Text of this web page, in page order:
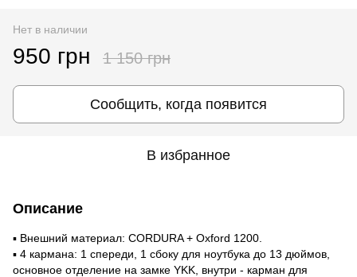
Нет в наличии
950 грн 1 150 грн
Сообщить, когда появится
В избранное
Описание
▪️ Внешний материал: CORDURA + Oxford 1200.
▪️ 4 кармана: 1 спереди, 1 сбоку для ноутбука до 13 дюймов,
основное отделение на замке YKK, внутри - карман для